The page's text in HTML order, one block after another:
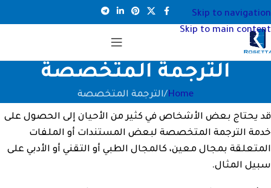
Skip to navigation
Skip to main content
الترجمة المتخصصة
Home الترجمة المتخصصة
قد يحتاج بعض الأشخاص في كثير من الأحيان إلى الحصول على
خدمة الترجمة المتخصصة لبعض المستندات أو الملفات
المتعلقة بمجال معين، كالمجال الطبي أو التقني أو الأدبي على
سبيل المثال.